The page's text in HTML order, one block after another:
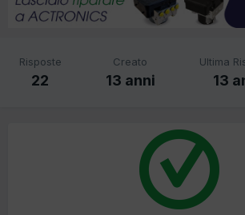
Risposte
22
Creato
13 anni
Ultima
13